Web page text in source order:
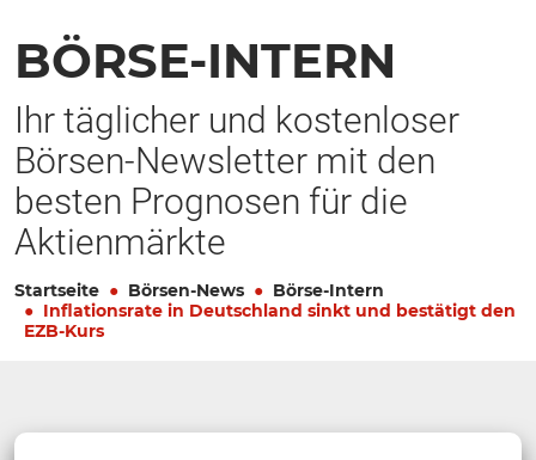
BÖRSE-INTERN
Ihr täglicher und kostenloser
Börsen-Newsletter mit den
besten Prognosen für die
Aktienmärkte
Startseite Börsen-News
Börse-Intern
Inflationsrate in Deutschland sinkt und bestätigt den
EZB-Kurs